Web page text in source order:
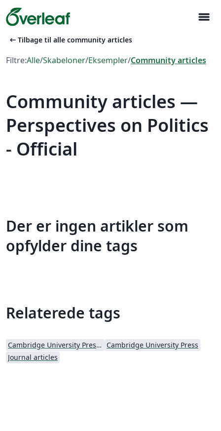
menu
arrow_left_alt Tilbage til alle community articles
Filtre:Alle/Skabeloner/Eksempler/Community articles
Community articles —
Perspectives on Politics
- Official
Der er ingen artikler som
opfylder dine tags
Relaterede tags
Cambridge University Press - Official Templates
Cambridge University Press
Journal articles